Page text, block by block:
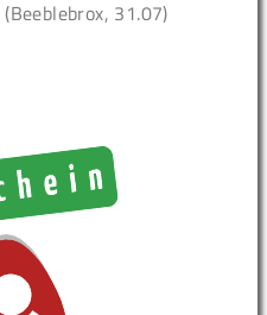
(Beeblebrox, 31.07)